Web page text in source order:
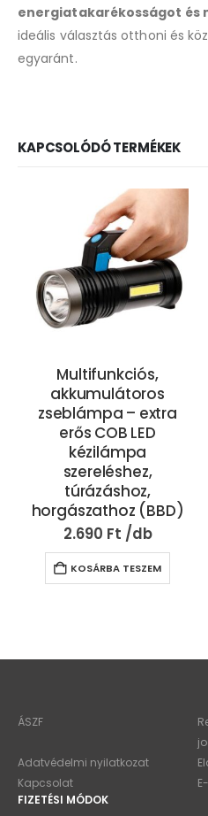
energiatakarékosságot és
ideális választás otthoni és
egyaránt.
KAPCSOLÓDÓ TERMÉKEK
Multifunkciós,
akkumulátoros
zseblámpa – extra
erős COB LED
kézilámpa
szereléshez,
túrázáshoz,
horgászathoz (BBD)
2.690 Ft
KOSÁRBA TESZEM
ÁSZF
Adatvédelmi nyilatkozat
Kapcsolat
FIZETÉSI MÓDOK